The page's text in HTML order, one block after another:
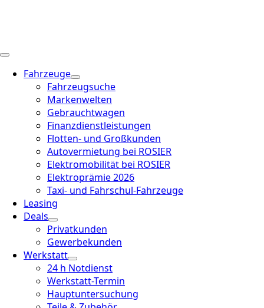
Fahrzeuge
Fahrzeugsuche
Markenwelten
Gebrauchtwagen
Finanzdienstleistungen
Flotten- und Großkunden
Autovermietung bei ROSIER
Elektromobilität bei ROSIER
Elektroprämie 2026
Taxi- und Fahrschul-Fahrzeuge
Leasing
Deals
Privatkunden
Gewerbekunden
Werkstatt
24 h Notdienst
Werkstatt-Termin
Hauptuntersuchung